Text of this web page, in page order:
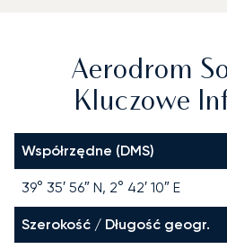
Aerodrom
Kluczowe
Współrzędne (DMS)
39° 35′ 56″ N, 2° 42′ 10″ E
Szerokość / Długość geogr.